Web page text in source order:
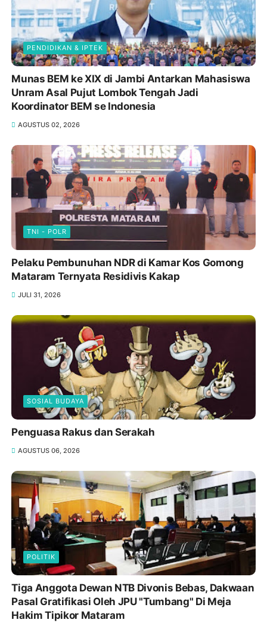
PENDIDIKAN & IPTEK
Munas BEM ke XIX di Jambi Antarkan Mahasiswa
Unram Asal Pujut Lombok Tengah Jadi
Koordinator BEM se Indonesia
AGUSTUS 02, 2026
TNI - POLR
Pelaku Pembunuhan NDR di Kamar Kos Gomong
Mataram Ternyata Residivis Kakap
JULI 31, 2026
SOSIAL BUDAYA
Penguasa Rakus dan Serakah
AGUSTUS 06, 2026
POLITIK
Tiga Anggota Dewan NTB Divonis Bebas, Dakwaan
Pasal Gratifikasi Oleh JPU "Tumbang" Di Meja
Hakim Tipikor Mataram